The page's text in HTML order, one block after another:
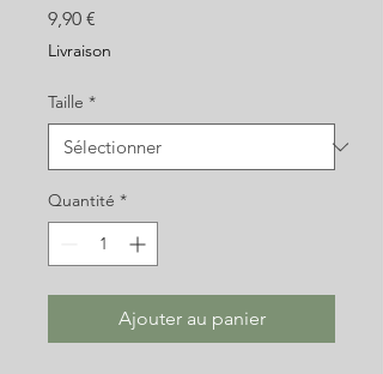
9,90 €
Livraison
Taille *
Quantité *
Ajouter au panier